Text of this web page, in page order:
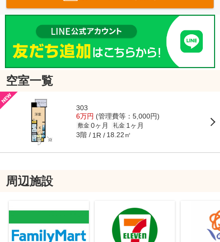
空室一覧
303
6万円 (管理費等：5,000円)
敷金 0ヶ月 礼金 1ヶ月
3階 1R 18.22㎡
周辺施設